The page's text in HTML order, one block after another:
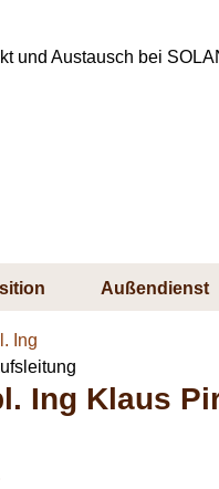
und Austausch bei
Außendienst
Ing Klaus